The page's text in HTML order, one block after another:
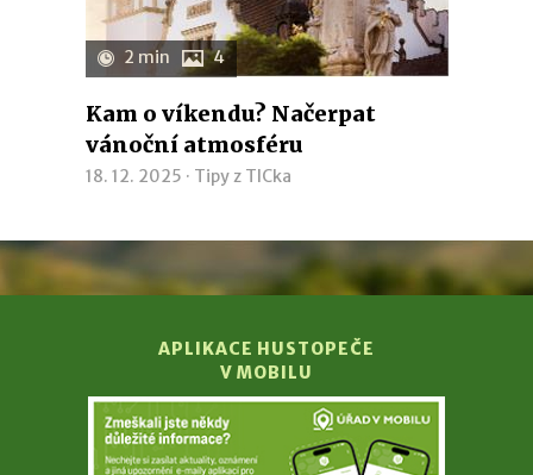
2 min 4
Kam o víkendu? Načerpat
vánoční atmosféru
18. 12. 2025 · Tipy z TICka
APLIKACE HUSTOPEČE
V MOBILU